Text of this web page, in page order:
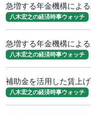
急増する年金機構によ
八木宏之の経済時事ウォッチ
急増する年金機構によ
八木宏之の経済時事ウォッチ
補助金を活用した賃上
八木宏之の経済時事ウォッチ